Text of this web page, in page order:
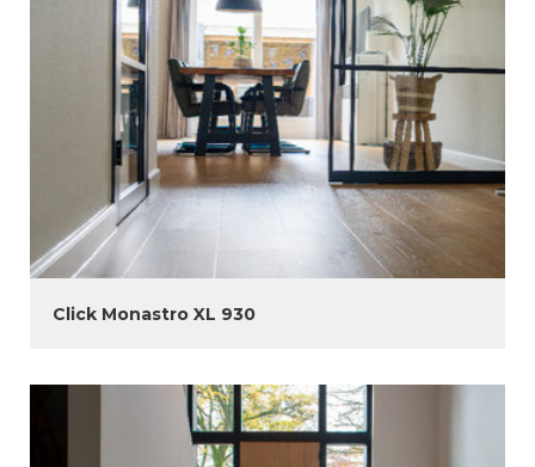
Click Monastro XL 930